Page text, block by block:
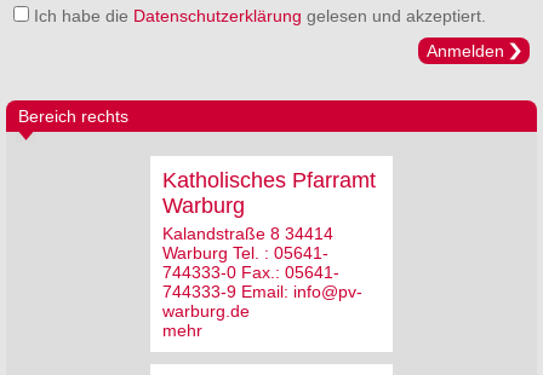
Ich habe die Datenschutzerklärung gelesen und akzeptiert.
Anmelden
Bereich rechts
Katholisches Pfarramt
Warburg
Kalandstraße 8 34414
Warburg Tel. : 05641-
744333-0 Fax.: 05641-
744333-9 Email: info@pv-
warburg.de
mehr